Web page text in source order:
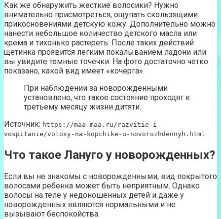
Как же обнаружить жесткие волосики? Нужно
внимательно присмотреться, ощупать скользящими
прикосновениями детскую кожу. Дополнительно можно
нанести небольшое количество детского масла или
крема и тихонько растереть. После таких действий
щетинка проявится легким покалыванием ладони или
вы увидите темные точечки. На фото достаточно четко
показано, какой вид имеет «кочерга».
При наблюдении за новорожденными
установлено, что такое состояние проходят к
третьему месяцу жизни дитяти.
Источник: https://maa-maa.ru/razvitie-i-
vospitanie/volosy-na-kopchike-u-novorozhdennyh.html
Что такое Лануго у новорожденных?
Если вы не знакомы с новорожденными, вид покрытого
волосами ребенка может быть неприятным. Однако
волосы на теле у недоношенных детей и даже у
новорожденных являются нормальными и не
вызывают беспокойства.